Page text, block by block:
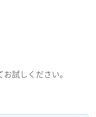
試しください。